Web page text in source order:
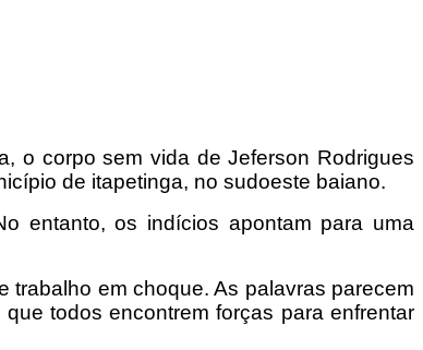
o corpo sem vida de Jeferson Rodrigues
de itapetinga, no sudoeste baiano.
entanto, os indícios apontam para uma
trabalho em choque. As palavras parecem
todos encontrem forças para enfrentar